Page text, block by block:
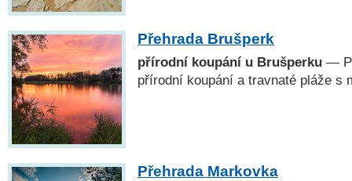
Přehrada Brušperk
přírodní koupání u Brušperku —
přírodní koupání a travnaté pláže s
Přehrada Markovka